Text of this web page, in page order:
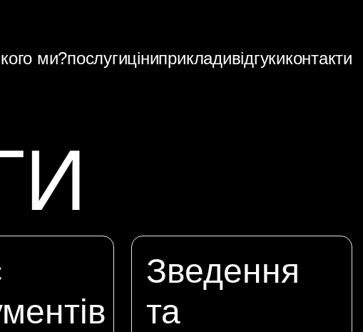
ми?послугиціниприкладивідгукиконтакти
Зведення
та